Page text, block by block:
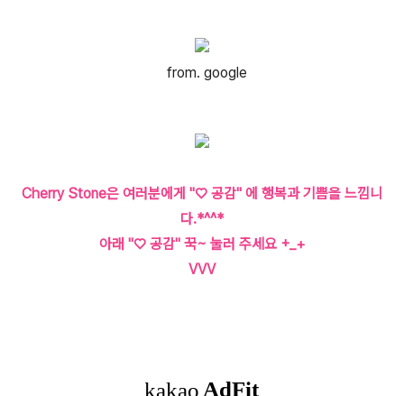
from. google
Cherry Stone은 여러분에게 "♡ 공감" 에 행복과 기쁨을 느낌니
다.*^^*
아래 "♡ 공감" 꾹~ 눌러 주세요 +_+
VVV